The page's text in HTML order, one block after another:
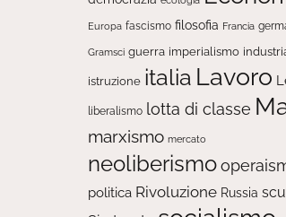
Europa fascismo filosofia Francia
Gramsci guerra imperialismo
istruzione italia Lavoro
liberalismo lotta di classe
marxismo mercato
neoliberismo
politica Rivoluzione Russia